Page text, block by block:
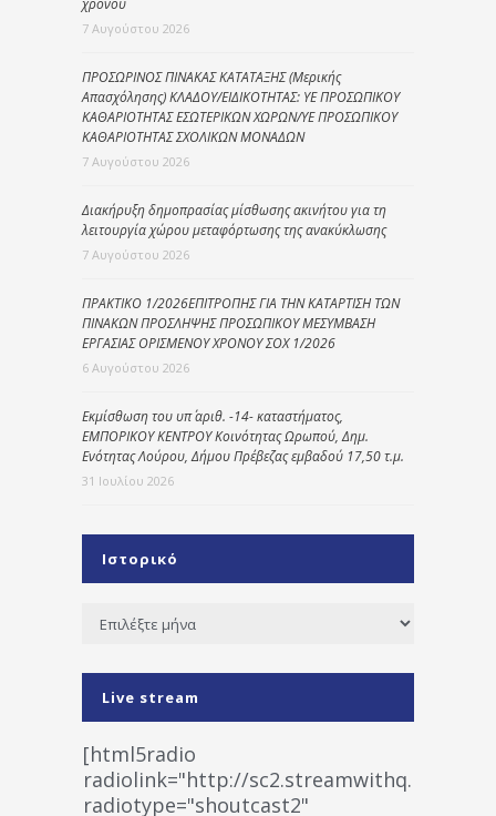
7 Αυγούστου 2026
ΠΡΟΣΩΡΙΝΟΣ ΠΙΝΑΚΑΣ ΚΑΤΑΤΑΞΗΣ (Μερικής
Απασχόλησης) ΚΛΑΔΟΥ/ΕΙΔΙΚΟΤΗΤΑΣ: ΥΕ ΠΡΟΣΩΠΙΚΟΥ
ΚΑΘΑΡΙΟΤΗΤΑΣ ΕΣΩΤΕΡΙΚΩΝ ΧΩΡΩΝ/ΥΕ ΠΡΟΣΩΠΙΚΟΥ
ΚΑΘΑΡΙΟΤΗΤΑΣ ΣΧΟΛΙΚΩΝ ΜΟΝΑΔΩΝ
7 Αυγούστου 2026
Διακήρυξη δημοπρασίας μίσθωσης ακινήτου για τη
λειτουργία χώρου μεταφόρτωσης της ανακύκλωσης
7 Αυγούστου 2026
ΠΡΑΚΤΙΚΟ 1/2026ΕΠΙΤΡΟΠΗΣ ΓΙΑ ΤΗΝ ΚΑΤΑΡΤΙΣΗ ΤΩΝ
ΠΙΝΑΚΩΝ ΠΡΟΣΛΗΨΗΣ ΠΡΟΣΩΠΙΚΟΥ ΜΕΣΥΜΒΑΣΗ
ΕΡΓΑΣΙΑΣ ΟΡΙΣΜΕΝΟΥ ΧΡΟΝΟΥ ΣΟΧ 1/2026
6 Αυγούστου 2026
Εκμίσθωση του υπ΄ αριθ. -14- καταστήματος,
ΕΜΠΟΡΙΚΟΥ ΚΕΝΤΡΟΥ Κοινότητας Ωρωπού, Δημ.
Ενότητας Λούρου, Δήμου Πρέβεζας εμβαδού 17,50 τ.μ.
31 Ιουλίου 2026
Ιστορικό
Ιστορικό
Live stream
[html5radio
radiolink="http://
radiotype="shoutcast2"